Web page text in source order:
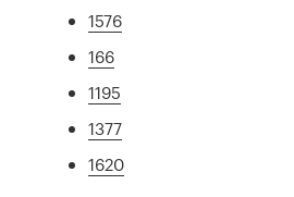
1576
166
1195
1377
1620